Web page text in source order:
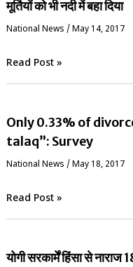
मूर्तियों को भी नदी में बहा दिया
National News / May 14, 2017
Read Post »
Only 0.33% of
talaq”: Survey
National News /May 18, 2017
Read Post »
योगी सरकार्में हिंसा से नाराज